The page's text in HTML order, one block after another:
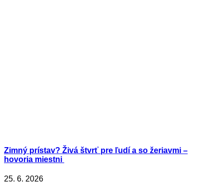
Zimný prístav? Živá štvrť pre ľudí a so žeriavmi –
hovoria miestni
25. 6. 2026